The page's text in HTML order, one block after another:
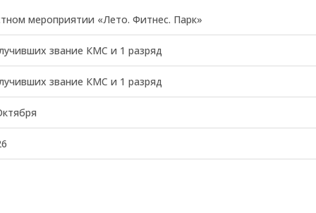
мероприятии «Лето. Фитнес. Парк»
звание КМС и 1 разряд
звание КМС и 1 разряд